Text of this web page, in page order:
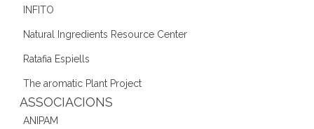
INFITO
Natural Ingredients Resource Center
Ratafia Espiells
The aromatic Plant Project
ASSOCIACIONS
ANIPAM